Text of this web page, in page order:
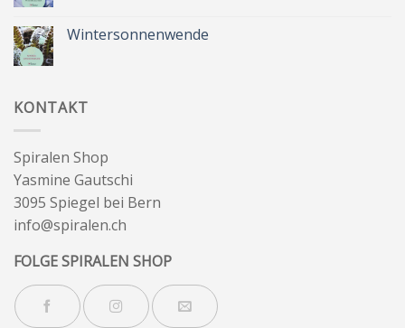
Sommer
&
Wintersonnenwende
KONTAKT
Spiralen Shop
Yasmine Gautschi
3095 Spiegel bei Bern
info@spiralen.ch
FOLGE SPIRALEN SHOP